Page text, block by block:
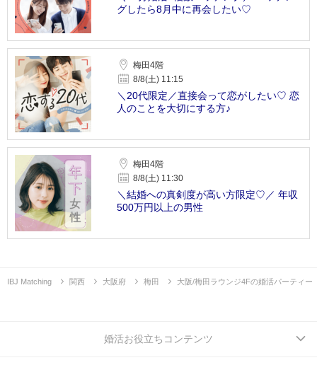
グしたら8月中に再会したい♡
梅田4階
8/8(土) 11:15
＼20代限定／直接会って恋がしたい♡ 恋
人のことを大切にする方♪
梅田4階
8/8(土) 11:30
＼結婚への真剣度が高い方限定♡／ 年収
500万円以上の男性
IBJ Matching 関西 大阪府 梅田 大阪/梅田ラウンジ4Fの婚活パーティー
婚活お役立ちコンテンツ